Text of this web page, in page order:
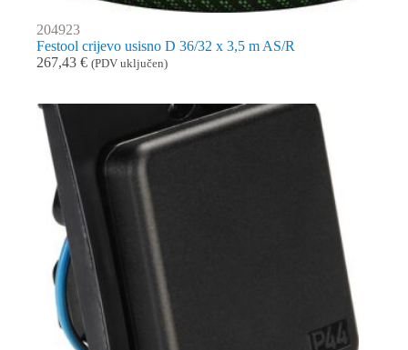
204923
Festool crijevo usisno D 36/32 x 3,5 m AS/R
267,43 € (PDV uključen)